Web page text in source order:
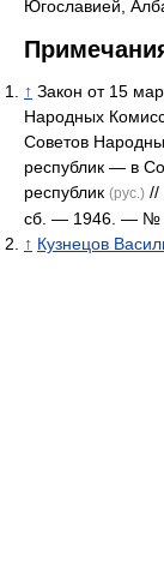
Югославией,
↑ Закон от 15
Народных
Советов
республик — в
республик (рус.) //
сб. — 1946. — №
↑ Кузнецов